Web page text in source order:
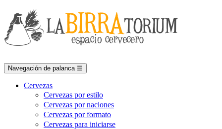
Navegación de palanca ☰
Cervezas
Cervezas por estilo
Cervezas por naciones
Cervezas por formato
Cervezas para iniciarse